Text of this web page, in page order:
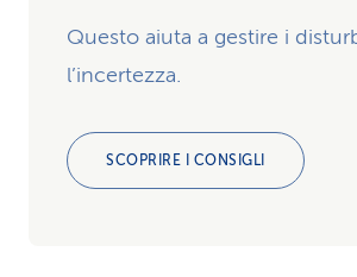
Questo aiuta a gestire i
l’incertezza.
SCOPRIRE I CONSIGLI